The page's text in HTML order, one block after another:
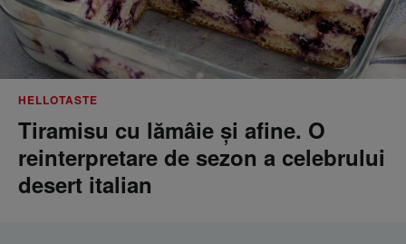
HELLOTASTE
Tiramisu cu lămâie și afine. O
reinterpretare de sezon a celebrului
desert italian